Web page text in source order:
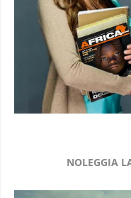
NOLEGGIA